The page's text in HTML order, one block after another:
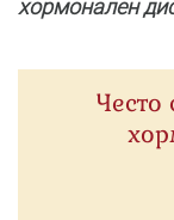
хормонален